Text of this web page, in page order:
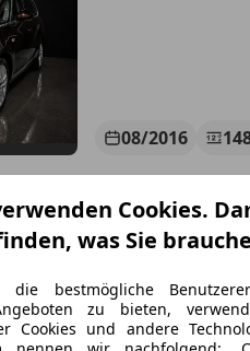
08/2016
Markt
Cookies.
was Sie
die bestmögliche
zu bieten,
Cookies und andere